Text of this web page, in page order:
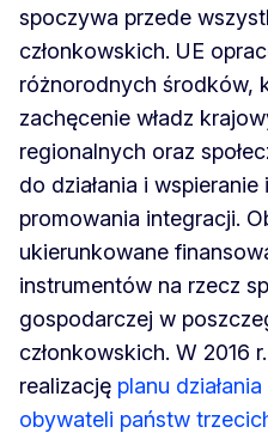
spoczywa przede
członkowskich. UE
różnorodnych środków,
zachęcenie władz
regionalnych oraz
do działania i
promowania integracji.
ukierunkowane
instrumentów na rzecz
gospodarczej w
członkowskich. W 2016
realizację planu
obywateli państw